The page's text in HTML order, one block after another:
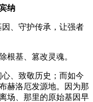
纳
、守护传承，让强者
根基、篡改灵魂。
、致敬历史；而如今
赫洛厄发源地。因为那
场、那里的原始基因早